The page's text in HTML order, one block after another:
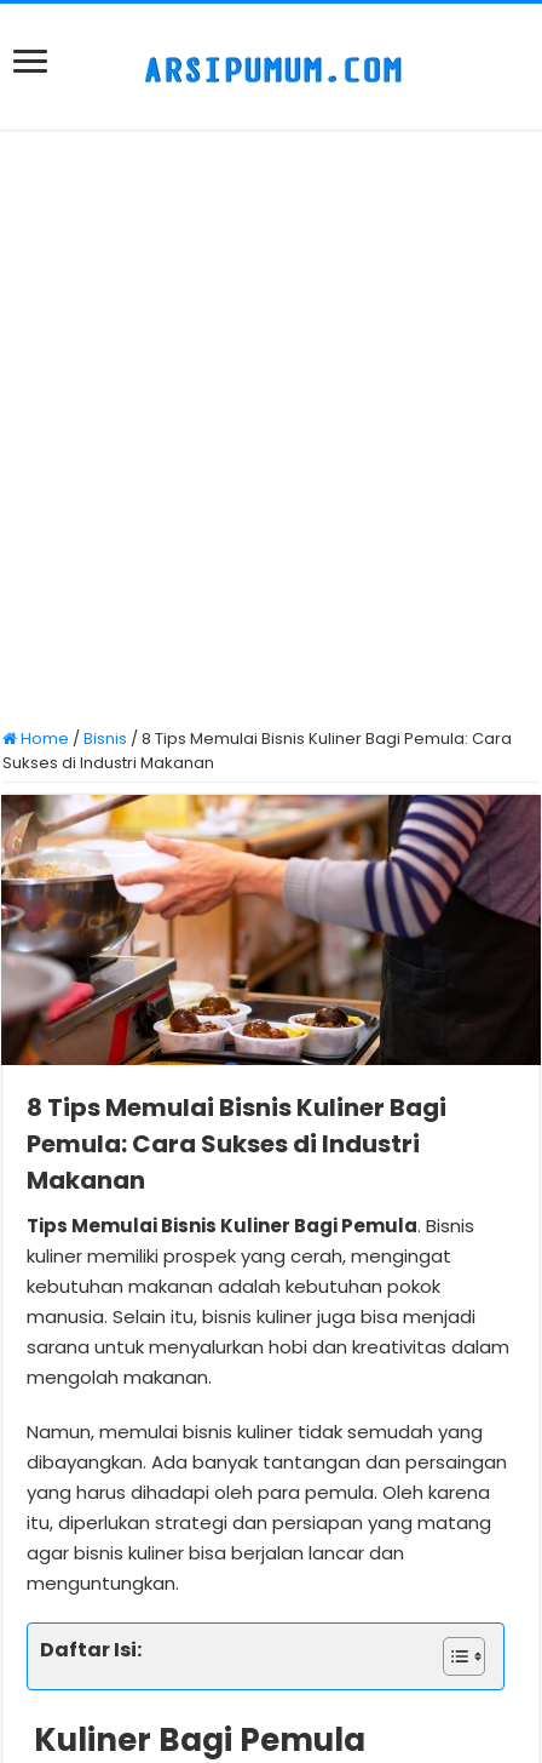
Home /Bisnis /8 Tips Memulai Bisnis Kuliner Bagi Pemula: Cara
Sukses di Industri Makanan
8 Tips Memulai Bisnis Kuliner Bagi
Pemula: Cara Sukses di Industri
Makanan
Tips Memulai Bisnis Kuliner Bagi Pemula. Bisnis
kuliner memiliki prospek yang cerah, mengingat
kebutuhan makanan adalah kebutuhan pokok
manusia. Selain itu, bisnis kuliner juga bisa menjadi
sarana untuk menyalurkan hobi dan kreativitas dalam
mengolah makanan.
Namun, memulai bisnis kuliner tidak semudah yang
dibayangkan. Ada banyak tantangan dan persaingan
yang harus dihadapi oleh para pemula. Oleh karena
itu, diperlukan strategi dan persiapan yang matang
agar bisnis kuliner bisa berjalan lancar dan
menguntungkan.
Daftar Isi:
Kuliner Bagi Pemula